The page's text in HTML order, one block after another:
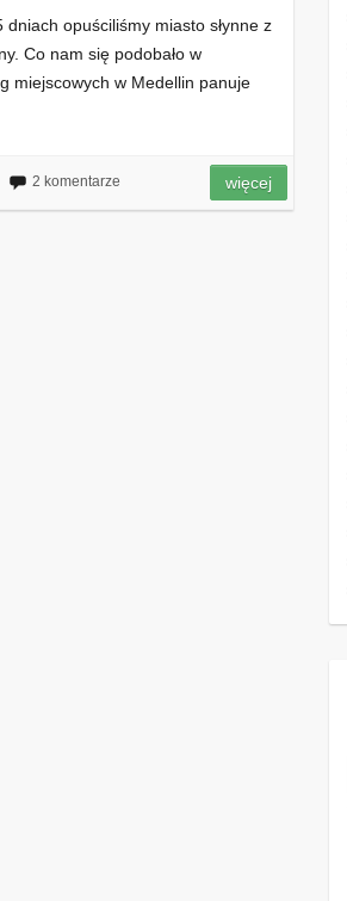
opuściliśmy miasto słynne z
Co nam się podobało w
miejscowych w Medellin panuje
2 komentarze więcej